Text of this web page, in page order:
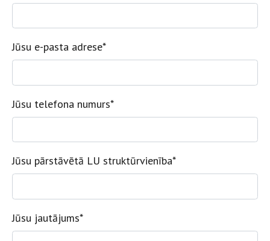
Jūsu e-pasta adrese*
Jūsu telefona numurs*
Jūsu pārstāvētā LU struktūrvienība*
Jūsu jautājums*